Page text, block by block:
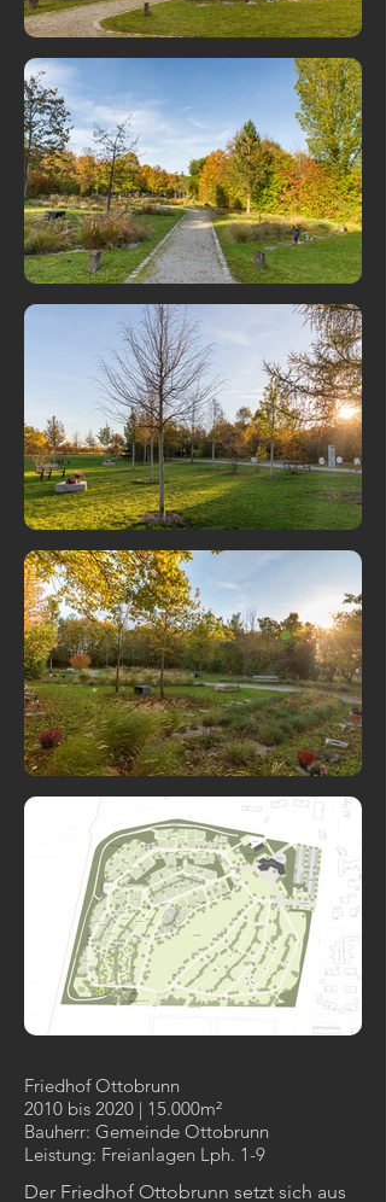
Friedhof Ottobrunn
2010 bis 2020 | 15.000m²
Bauherr: Gemeinde Ottobrunn
Leistung: Freianlagen Lph. 1-9
Der Friedhof Ottobrunn setzt sich aus